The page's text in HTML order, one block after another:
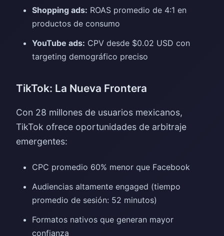
Shopping ads: ROAS promedio de 4:1 en
productos de consumo
YouTube ads: CPV desde $0.02 USD con
targeting demográfico preciso
TikTok: La Nueva Frontera
Con 28 millones de usuarios mexicanos,
TikTok ofrece oportunidades de arbitraje
emergentes:
CPC promedio 60% menor que Facebook
Audiencias altamente engaged (tiempo
promedio de sesión: 52 minutos)
Formatos nativos que generan mayor
confianza